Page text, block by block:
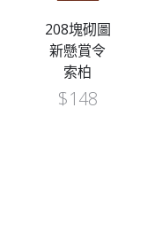
208塊砌圖
新懸賞令
索柏
$148